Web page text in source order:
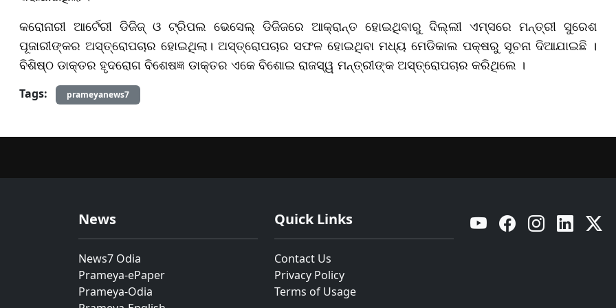
କରୋନାରୀ ଆର୍ଟେରୀ ଡିଜିଜ୍ ଓ ଟ୍ରିପଲ ଭେସେଲ୍ ଡିଜିଜରେ ଆକ୍ରାନ୍ତ ହୋଇଥିବାରୁ ଦିଲ୍ଲୀ ଏମ୍ସରେ ମନ୍ତ୍ରୀ ସୁରେଶ
ପୂଜାରୀଙ୍କର ଅସ୍ତ୍ରୋପଚାର ହୋଇଥିଲା। ଅସ୍ତ୍ରୋପଚାର ସଫଳ ହୋଇଥିବା ମଧ୍ୟ ମେଡିକାଲ ପକ୍ଷରୁ ସୂଚନା ଦିଆଯାଇଛି ।
ବିଶିଷ୍ଠ ଡାକ୍ତର ହୃଦରୋଗ ବିଶେଷଜ୍ଞ ଡାକ୍ତର ଏକେ ବିଶୋଇ ରାଜସ୍ୱ ମନ୍ତ୍ରୀଙ୍କ ଅସ୍ତ୍ରୋପଚାର କରିଥିଲେ ।
Tags: prameyanews7
News
News7 Odia
Prameya-ePaper
Prameya-Odia
Quick Links
Contact Us
Privacy Policy
Terms of Usage
YouTube Facebook Instagram